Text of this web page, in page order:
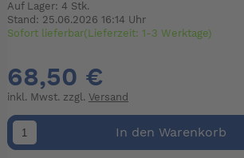
Auf Lager: 4 Stk.
Stand: 25.06.2026 16:14 Uhr
Sofort lieferbar(Lieferzeit: 1-3 Werktage)
68,50 €
inkl. Mwst. zzgl. Versand
In den Warenkorb